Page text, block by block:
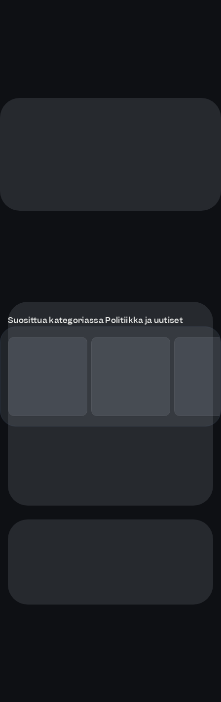
Suosittua kategoriassa Politiikka ja uutiset